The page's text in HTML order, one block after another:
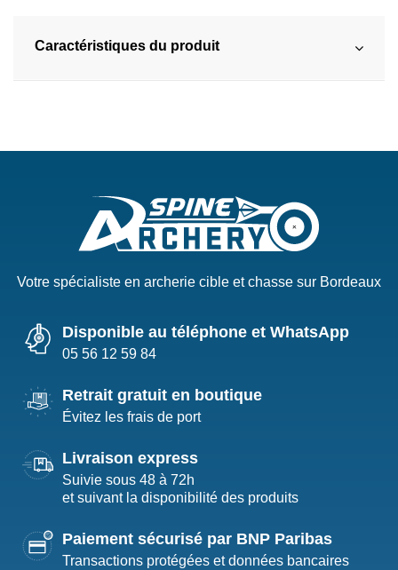
Caractéristiques du produit
Votre spécialiste en archerie cible et chasse sur Bordeaux
Disponible au téléphone et WhatsApp
05 56 12 59 84
Retrait gratuit en boutique
Évitez les frais de port
Livraison express
Suivie sous 48 à 72h
et suivant la disponibilité des produits
Paiement sécurisé par BNP Paribas
Transactions protégées et données bancaires